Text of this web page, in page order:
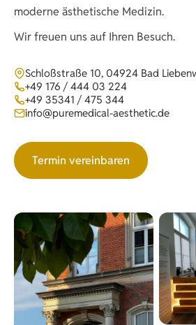
moderne ästhetische Medizin.
Wir freuen uns auf Ihren Besuch.
Schloßstraße 10, 04924 Bad
+49 176 / 444 03 224
+49 35341 / 475 344
info@puremedical-aesthetic.de
Termin vereinbaren